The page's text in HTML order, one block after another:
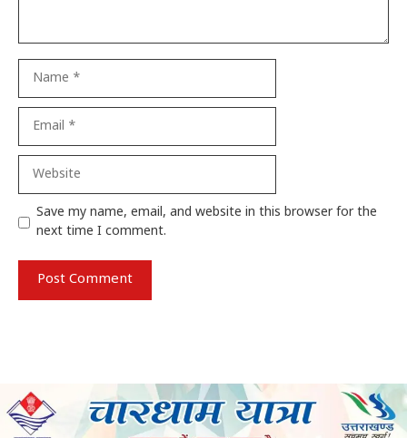
Website
Save my name, email, and website in this browser for the
next time I comment.